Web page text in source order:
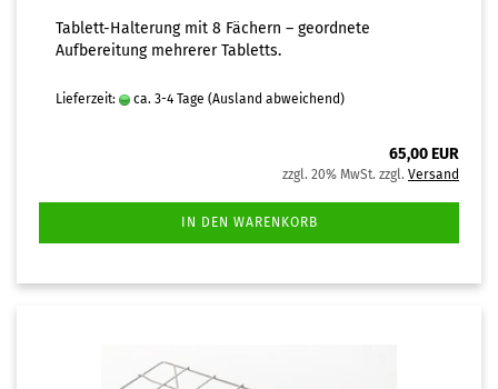
Tablett-Halterung mit 8 Fächern – geordnete
Aufbereitung mehrerer Tabletts.
Lieferzeit: ca. 3-4 Tage (Ausland abweichend)
65,00 EUR
zzgl. 20% MwSt. zzgl. Versand
IN DEN WARENKORB